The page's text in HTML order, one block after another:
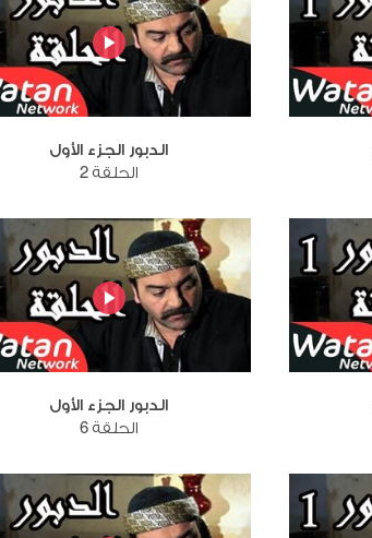
الدبور الجزء الأول
الحلقة 2
الدبور الجزء الأول
الحلقة 6